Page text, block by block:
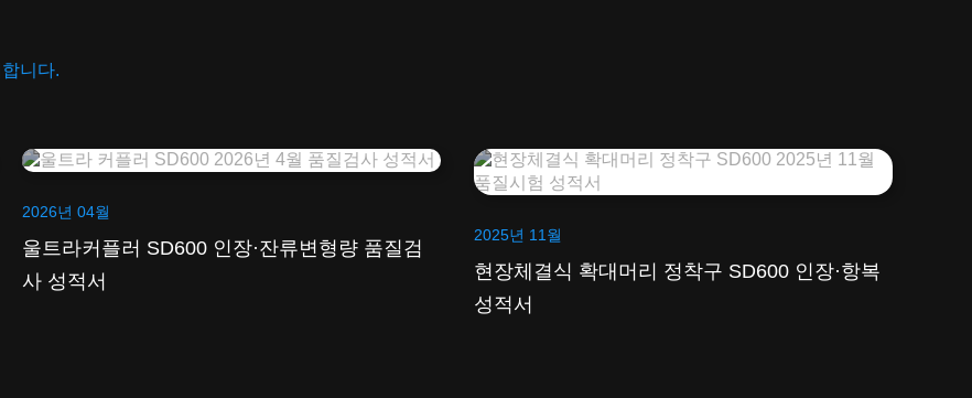
니다.
울트라커플러 SD600 인장·잔류변형량 품질검
사 성적서
2026년 04월
현장체결식 확대머리 정착구 SD600 인장·항복
성적서
2025년 11월